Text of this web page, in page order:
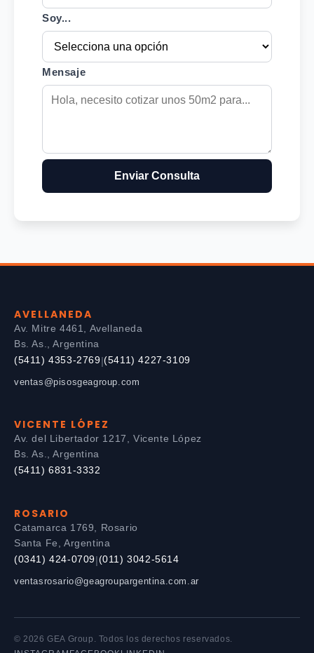
Soy...
Mensaje
Enviar Consulta
AVELLANEDA
Av. Mitre 4461, Avellaneda
Bs. As., Argentina
(5411) 4353-2769|(5411) 4227-3109
ventas@pisosgeagroup.com
VICENTE LÓPEZ
Av. del Libertador 1217, Vicente López
Bs. As., Argentina
(5411) 6831-3332
ROSARIO
Catamarca 1769, Rosario
Santa Fe, Argentina
(0341) 424-0709|(011) 3042-5614
ventasrosario@geagroupargentina.com.ar
© 2026 GEA Group. Todos los derechos reservados.